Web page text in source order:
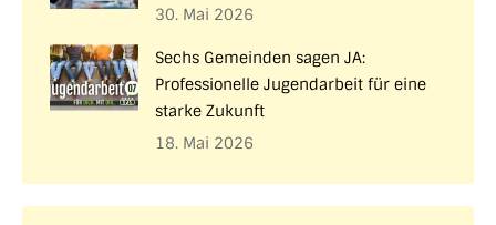
30. Mai 2026
Sechs Gemeinden sagen JA:
Professionelle Jugendarbeit für eine
starke Zukunft
18. Mai 2026